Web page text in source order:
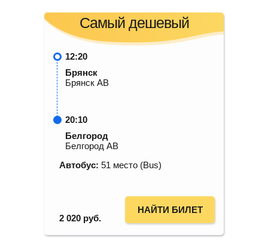
Самый дешевый
12:20
Брянск
Брянск АВ
20:10
Белгород
Белгород АВ
Автобус: 51 место (Bus)
2 020 руб.
НАЙТИ БИЛЕТ